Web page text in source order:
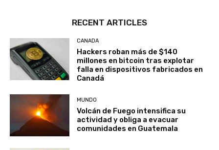
RECENT ARTICLES
CANADA
Hackers roban más de $140
millones en bitcoin tras explotar
falla en dispositivos fabricados en
Canadá
MUNDO
Volcán de Fuego intensifica su
actividad y obliga a evacuar
comunidades en Guatemala